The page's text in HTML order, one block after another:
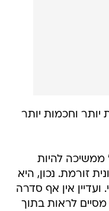
יותר וחכמות יותר
ממשיכה להיות
זורמת. נכון, היא
אין אף סדרה
לראות בתוך